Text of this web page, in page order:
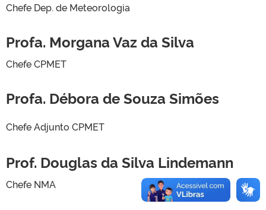
Chefe Dep. de Meteorologia
Profa. Morgana Vaz da Silva
Chefe CPMET
Profa. Débora de Souza Simões
Chefe Adjunto CPMET
Prof. Douglas da Silva Lindemann
Chefe NMA